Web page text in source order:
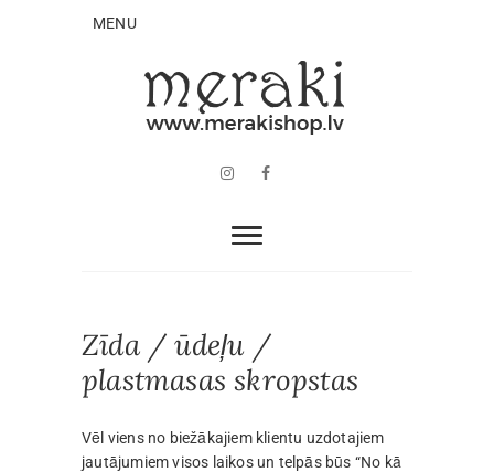
MENU
InstagramFacebook
Zīda / ūdeļu /
plastmasas skropstas
Vēl viens no biežākajiem klientu uzdotajiem
jautājumiem visos laikos un telpās būs “No kā